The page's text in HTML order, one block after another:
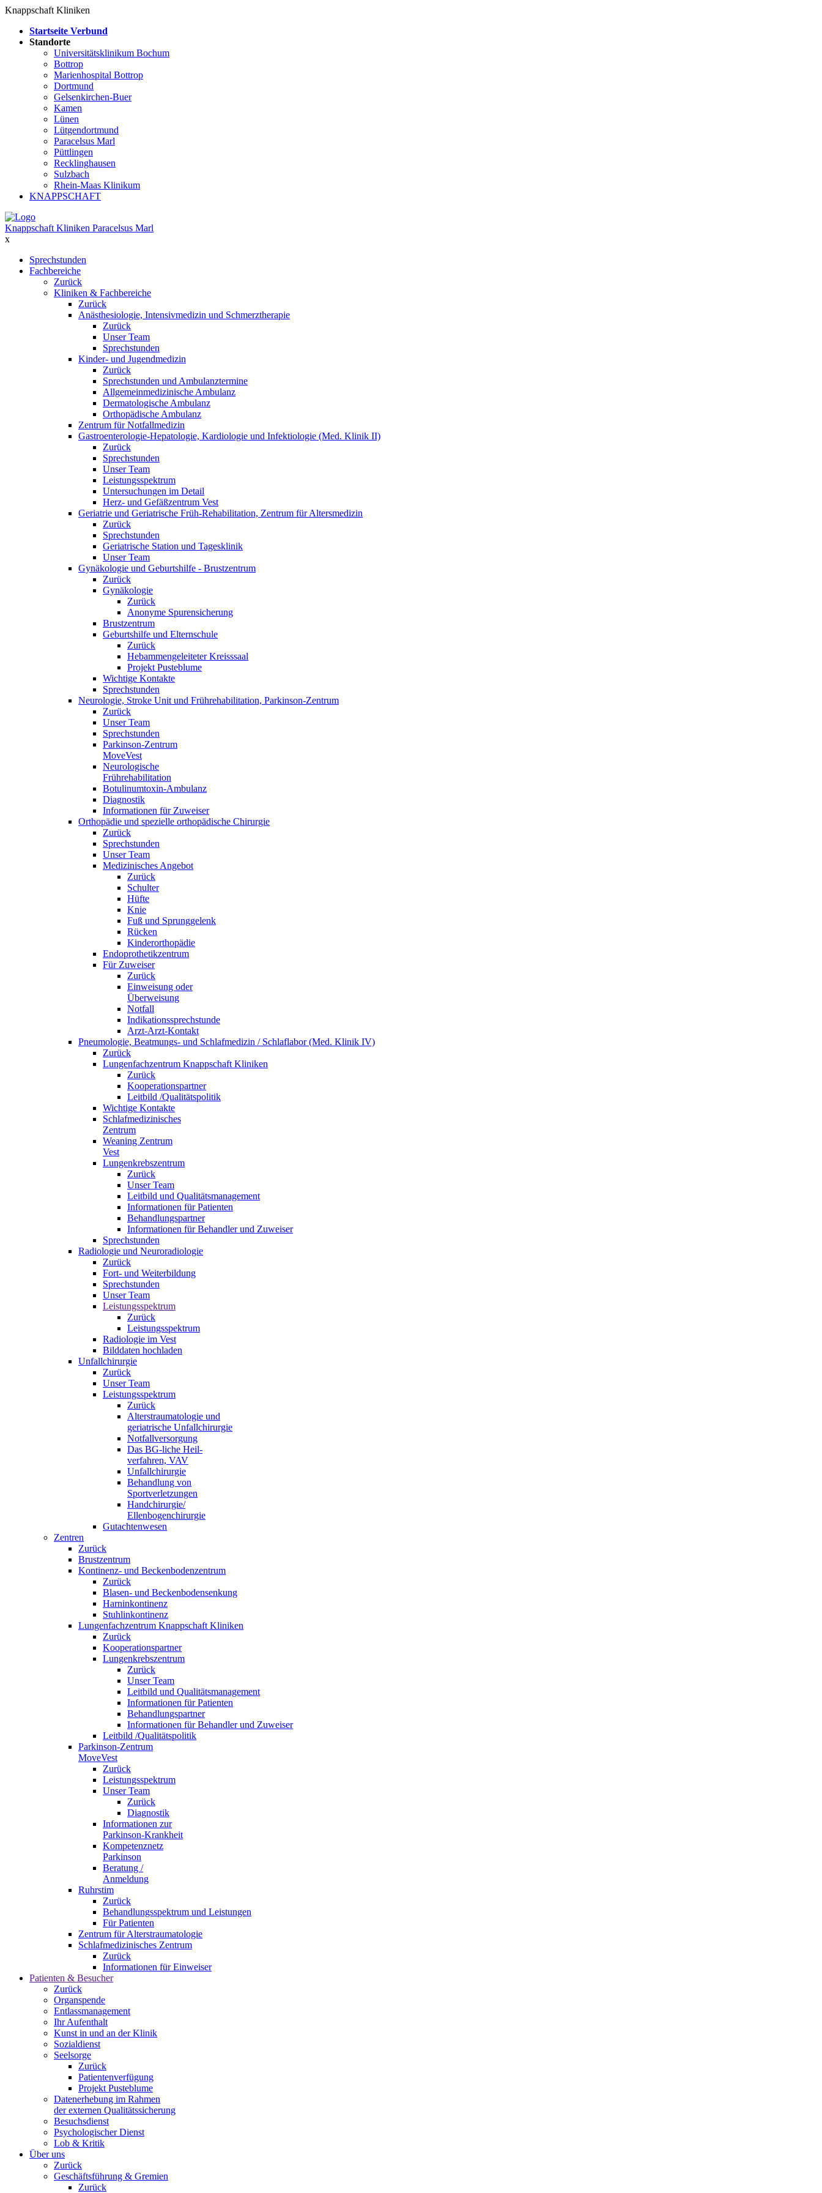
Knappschaft Kliniken
Startseite Verbund
Standorte
Universitätsklinikum Bochum
Bottrop
Marienhospital Bottrop
Dortmund
Gelsenkirchen-Buer
Kamen
Lünen
Lütgendortmund
Paracelsus Marl
Püttlingen
Recklinghausen
Sulzbach
Rhein-Maas Klinikum
KNAPPSCHAFT
Knappschaft Kliniken Paracelsus Marl
x
Sprechstunden
Fachbereiche
Zurück
Kliniken & Fachbereiche
Zurück
Anästhesiologie, Intensivmedizin und Schmerztherapie
Zurück
Unser Team
Sprechstunden
Kinder- und Jugendmedizin
Zurück
Sprechstunden und Ambulanztermine
Allgemeinmedizinische Ambulanz
Dermatologische Ambulanz
Orthopädische Ambulanz
Zentrum für Notfallmedizin
Gastroenterologie-Hepatologie, Kardiologie und Infektiologie (Med. Klinik II)
Zurück
Sprechstunden
Unser Team
Leistungsspektrum
Untersuchungen im Detail
Herz- und Gefäßzentrum Vest
Geriatrie und Geriatrische Früh-Rehabilitation, Zentrum für Altersmedizin
Zurück
Sprechstunden
Geriatrische Station und Tagesklinik
Unser Team
Gynäkologie und Geburtshilfe - Brustzentrum
Zurück
Gynäkologie
Zurück
Anonyme Spurensicherung
Brustzentrum
Geburtshilfe und Elternschule
Zurück
Hebammengeleiteter Kreisssaal
Projekt Pusteblume
Wichtige Kontakte
Sprechstunden
Neurologie, Stroke Unit und Frührehabilitation, Parkinson-Zentrum
Zurück
Unser Team
Sprechstunden
Parkinson-Zentrum
MoveVest
Neurologische
Frührehabilitation
Botulinumtoxin-Ambulanz
Diagnostik
Informationen für Zuweiser
Orthopädie und spezielle orthopädische Chirurgie
Zurück
Sprechstunden
Unser Team
Medizinisches Angebot
Zurück
Schulter
Hüfte
Knie
Fuß und Sprunggelenk
Rücken
Kinderorthopädie
Endoprothetikzentrum
Für Zuweiser
Zurück
Einweisung oder
Überweisung
Notfall
Indikationssprechstunde
Arzt-Arzt-Kontakt
Pneumologie, Beatmungs- und Schlafmedizin / Schlaflabor (Med. Klinik IV)
Zurück
Lungenfachzentrum Knappschaft Kliniken
Zurück
Kooperationspartner
Leitbild /Qualitätspolitik
Wichtige Kontakte
Schlafmedizinisches
Zentrum
Weaning Zentrum
Vest
Lungenkrebszentrum
Zurück
Unser Team
Leitbild und Qualitätsmanagement
Informationen für Patienten
Behandlungspartner
Informationen für Behandler und Zuweiser
Sprechstunden
Radiologie und Neuroradiologie
Zurück
Fort- und Weiterbildung
Sprechstunden
Unser Team
Leistungsspektrum
Zurück
Leistungsspektrum
Radiologie im Vest
Bilddaten hochladen
Unfallchirurgie
Zurück
Unser Team
Leistungsspektrum
Zurück
Alterstraumatologie und
geriatrische Unfallchirurgie
Notfallversorgung
Das BG-liche Heil-
verfahren, VAV
Unfallchirurgie
Behandlung von
Sportverletzungen
Handchirurgie/
Ellenbogenchirurgie
Gutachtenwesen
Zentren
Zurück
Brustzentrum
Kontinenz- und Beckenbodenzentrum
Zurück
Blasen- und Beckenbodensenkung
Harninkontinenz
Stuhlinkontinenz
Lungenfachzentrum Knappschaft Kliniken
Zurück
Kooperationspartner
Lungenkrebszentrum
Zurück
Unser Team
Leitbild und Qualitätsmanagement
Informationen für Patienten
Behandlungspartner
Informationen für Behandler und Zuweiser
Leitbild /Qualitätspolitik
Parkinson-Zentrum
MoveVest
Zurück
Leistungsspektrum
Unser Team
Zurück
Diagnostik
Informationen zur
Parkinson-Krankheit
Kompetenznetz
Parkinson
Beratung /
Anmeldung
Ruhrstim
Zurück
Behandlungsspektrum und Leistungen
Für Patienten
Zentrum für Alterstraumatologie
Schlafmedizinisches Zentrum
Zurück
Informationen für Einweiser
Patienten & Besucher
Zurück
Organspende
Entlassmanagement
Ihr Aufenthalt
Kunst in und an der Klinik
Sozialdienst
Seelsorge
Zurück
Patientenverfügung
Projekt Pusteblume
Datenerhebung im Rahmen
der externen Qualitätssicherung
Besuchsdienst
Psychologischer Dienst
Lob & Kritik
Über uns
Zurück
Geschäftsführung & Gremien
Zurück